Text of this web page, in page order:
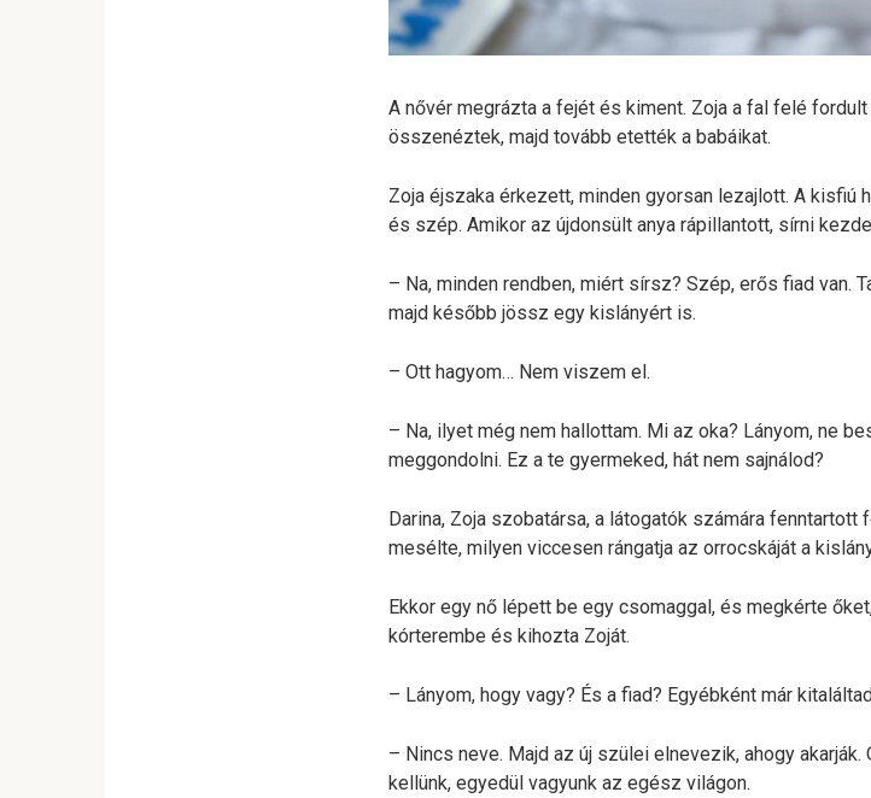
A nővér megrázta a fejét és kiment. Zoja a fal felé
összenéztek, majd tovább etették a babáikat.
Zoja éjszaka érkezett, minden gyorsan lezajlott. A
és szép. Amikor az újdonsült anya rápillantott, sírni
– Na, minden rendben, miért sírsz? Szép, erős fiad van.
majd később jössz egy kislányért is.
– Ott hagyom… Nem viszem el.
– Na, ilyet még nem hallottam. Mi az oka? Lányom, ne
meggondolni. Ez a te gyermeked, hát nem sajnálod?
Darina, Zoja szobatársa, a látogatók számára
mesélte, milyen viccesen rángatja az orrocskáját a
Ekkor egy nő lépett be egy csomaggal, és megkérte
kórterembe és kihozta Zoját.
– Lányom, hogy vagy? És a fiad? Egyébként már
– Nincs neve. Majd az új szülei elnevezik, ahogy
kellünk, egyedül vagyunk az egész világon.